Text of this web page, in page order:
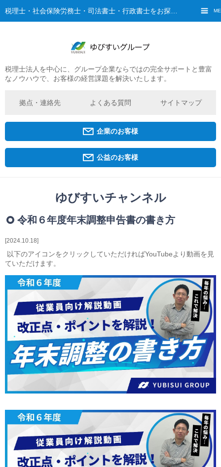
税理士法人を中心に、グループ企業ならではの完全サポートと豊富
なノウハウで、お客様の経営課題を解決いたします。
拠点・連絡先 よくある質問 サイトマップ
企業のお客様
公益のお客様
ご挨拶
グループ概要
ゆびすいのあゆみ
京都オフィス
相続・贈与・事業承継をお考えの方
医業経営者の方
寺院などの宗教法人経営者の方
認定こども園経営者の方
幼稚園・学校法人経営者の方
保育園経営者の方
介護事業者の方
介護専門チームからのお知らせ
ゆびすいチャンネル
2024.10.18
令和６年度年末調整申告書の書き方
以下のアイコンをクリックしていただければYouTubeより動画を見
ていただけます。